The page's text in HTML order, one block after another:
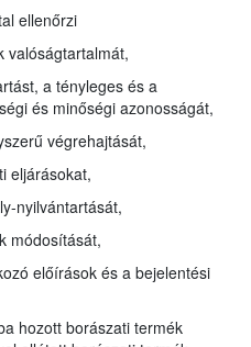
ellenőrzi
valóságtartalmát,
a tényleges és a
és minőségi azonosságát,
végrehajtását,
eljárásokat,
nyilvántartását,
módosítását,
előírások és a bejelentési
hozott borászati termék